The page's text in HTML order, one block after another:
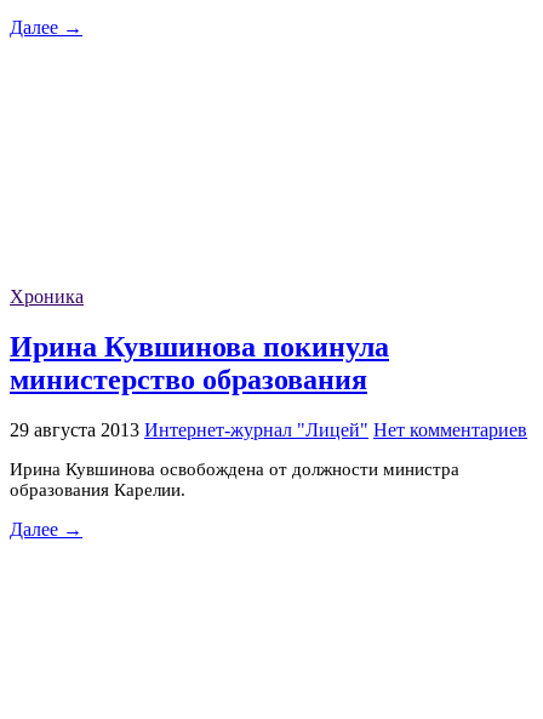
Далее →
Хроника
Ирина Кувшинова покинула
министерство образования
29 августа 2013 Интернет-журнал "Лицей" Нет комментариев
Ирина Кувшинова освобождена от должности министра
образования Карелии.
Далее →